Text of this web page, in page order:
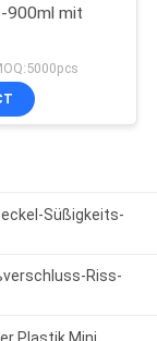
900ml mit
Süßigkeits-
Riss-